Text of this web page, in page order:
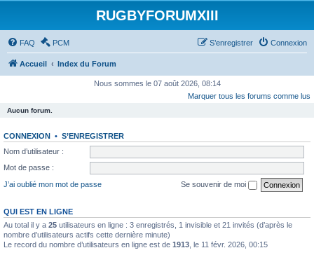
RUGBYFORUMXIII
FAQ PCM Connexion
S’enregistrer
Accueil Index du Forum
Nous sommes le 07 août 2026, 08:14
Marquer tous les forums comme lus
Aucun forum.
CONNEXION • S’ENREGISTRER
Nom d’utilisateur :
Mot de passe :
J’ai oublié mon mot de passe
Se souvenir de moi
QUI EST EN LIGNE
Au total il y a 25 utilisateurs en ligne : 3 enregistrés, 1 invisible et 21 invités (d’après le
nombre d’utilisateurs actifs cette dernière minute)
Le record du nombre d’utilisateurs en ligne est de 1913 , le 11 févr. 2026, 00:15